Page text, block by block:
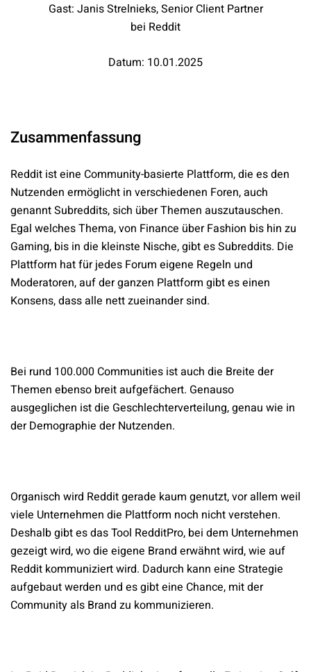
Gast: Janis Strelnieks, Senior Client Partner
bei Reddit
Datum: 10.01.2025
Zusammenfassung
Reddit ist eine Community-basierte Plattform, die es den
Nutzenden ermöglicht in verschiedenen Foren, auch
genannt Subreddits, sich über Themen auszutauschen.
Egal welches Thema, von Finance über Fashion bis hin zu
Gaming, bis in die kleinste Nische, gibt es Subreddits. Die
Plattform hat für jedes Forum eigene Regeln und
Moderatoren, auf der ganzen Plattform gibt es einen
Konsens, dass alle nett zueinander sind.
Bei rund 100.000 Communities ist auch die Breite der
Themen ebenso breit aufgefächert. Genauso
ausgeglichen ist die Geschlechterverteilung, genau wie in
der Demographie der Nutzenden.
Organisch wird Reddit gerade kaum genutzt, vor allem weil
viele Unternehmen die Plattform noch nicht verstehen.
Deshalb gibt es das Tool RedditPro, bei dem Unternehmen
gezeigt wird, wo die eigene Brand erwähnt wird, wie auf
Reddit kommuniziert wird. Dadurch kann eine Strategie
aufgebaut werden und es gibt eine Chance, mit der
Community als Brand zu kommunizieren.